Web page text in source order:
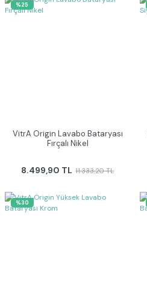
%25
VitrA Origin Lavabo Bataryası
Fırçalı Nikel
8.499,90 TL 11.333,20 TL
%30